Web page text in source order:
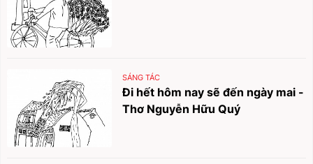
SÁNG TÁC
Đi hết hôm nay sẽ đến ngày mai -
Thơ Nguyễn Hữu Quý